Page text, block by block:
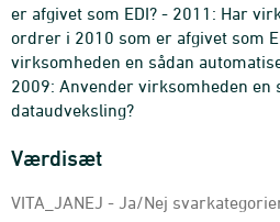
er afgivet som EDI? - 2011: Har
ordrer i 2010 som er afgivet som
virksomheden en sådan
2009: Anvender virksomheden en
dataudveksling?
Værdisæt
VITA_JANEJ - Ja/Nej